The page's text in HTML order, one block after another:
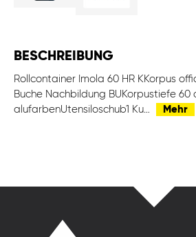
BESCHREIBUNG
Rollcontainer Imola 60 HR KKorpus
Buche Nachbildung BUKorpustiefe 60
alufarbenUtensiloschub1 Ku…
Mehr